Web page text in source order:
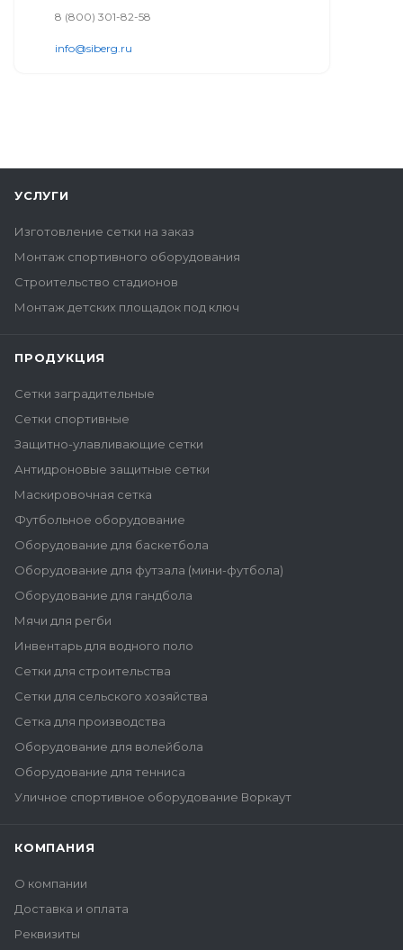
8 (800) 301-82-58
info@siberg.ru
УСЛУГИ
Изготовление сетки на заказ
Монтаж спортивного оборудования
Строительство стадионов
Монтаж детских площадок под ключ
ПРОДУКЦИЯ
Сетки заградительные
Сетки спортивные
Защитно-улавливающие сетки
Антидроновые защитные сетки
Маскировочная сетка
Футбольное оборудование
Оборудование для баскетбола
Оборудование для футзала (мини-футбола)
Оборудование для гандбола
Мячи для регби
Инвентарь для водного поло
Сетки для строительства
Сетки для сельского хозяйства
Сетка для производства
Оборудование для волейбола
Оборудование для тенниса
Уличное спортивное оборудование Воркаут
КОМПАНИЯ
О компании
Доставка и оплата
Реквизиты